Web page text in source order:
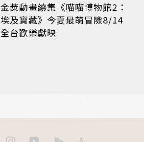
金獎動畫續集《喵喵博物館2：
埃及寶藏》今夏最萌冒險8/14
全台歡樂獻映